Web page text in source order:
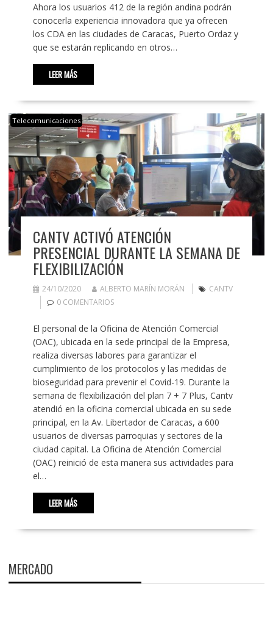
Ahora los usuarios 412 de la región andina podrán
conocerla experiencia innovadora que ya ofrecen
los CDA en las ciudades de Caracas, Puerto Ordaz y
que se estarán replicando en otros…
LEER MÁS
Telecomunicaciones
CANTV ACTIVÓ ATENCIÓN
PRESENCIAL DURANTE LA SEMANA DE
FLEXIBILIZACIÓN
24/10/2020 ALBERTO MARÍN MORÁN
CANTV
0 COMENTARIOS
El personal de la Oficina de Atención Comercial
(OAC), ubicada en la sede principal de la Empresa,
realiza diversas labores para garantizar el
cumplimiento de los protocolos y las medidas de
bioseguridad para prevenir el Covid-19. Durante la
semana de flexibilización del plan 7 + 7 Plus, Cantv
atendió en la oficina comercial ubicada en su sede
principal, en la Av. Libertador de Caracas, a 600
usuarios de diversas parroquias y sectores de la
ciudad capital. La Oficina de Atención Comercial
(OAC) reinició de esta manera sus actividades para
el…
LEER MÁS
MERCADO